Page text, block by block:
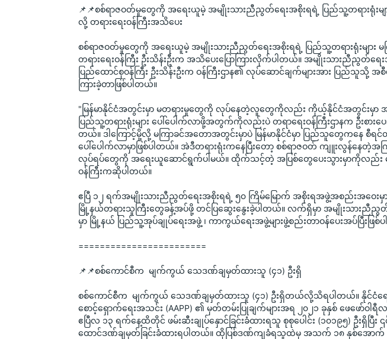
📌📌စစ်ရာဇဝတ်မှုတွေကို အရေးယူမဲ့ အမျိုးသားညီညွတ်ရေးအစိုးရရဲ့ ပြည်သူ့တရားရုံးမျ
လို့ တရားရေးဝန်ကြီးအသိပေး
စစ်ရာဇဝတ်မှုတွေကို အရေးယူမဲ့ အမျိုးသားညီညွတ်ရေးအစိုးရရဲ့ ပြည်သူ့တရားရုံးများ မ
တရားရေးဝန်ကြီး ဦးသိန်းဦးက အသိပေးပြောကြားလိုက်ပါတယ်။ အမျိုးသားညီညွတ်ရေးအ
ပြည်ထောင်စုဝန်ကြီး ဦးသိန်းဦးက ဝန်ကြီးဌာန၏ လုပ်ဆောင်ချက်များအား ပြည်သူသို့ အ
ကြားခဲ့တာဖြစ်ပါတယ်။
"မြန်မာနိုင်ငံအတွင်းမှာ မတရားမှုတွေကို လုပ်နေတဲ့လူတွေကိုလည်း ကိုယ့်နိုင်ငံအတွင်းမှာ
ပြည်သူ့တရားရုံးများ ပေါ်ပေါက်လာဖို့အတွက်ကိုလည်းပဲ တရာရေးဝန်ကြီးဌာနက ဦးစားပေး
တယ်။ ဒါကြောင့်မို့လို့ မကြာခင်အတောအတွင်းမှာပဲ မြန်မာနိုင်ငံမှာ ပြည်သူတွေကနေ စီရင်တဲ့
ပေါ်ပေါက်လာမှာဖြစ်ပါတယ်။ အဲဒီတရားရုံးကနေပြီးတော့ စစ်ရာဇဝတ် ကျူးလွန်နေတဲ့
လုပ်ရပ်တွေကို အရေးယူဆောင်ရွက်ပါမယ်။ ထိုက်သင့်တဲ့ အပြစ်တွေပေးသွားမှာကိုလည်း
ဝန်ကြီးကဆိုပါတယ်။
ဧပြီ ၁၂ ရက်အမျိုးသားညီညွတ်ရေးအစိုးရရဲ့ ၅၀ ကြိမ်မြောက် အစိုးရအဖွဲ့အစည်းအဝေးမှာ
မြို့နယ်တရားသူကြီးတွေခန့်အပ်ဖို့ တင်ပြဆွေးနွေးခဲ့ပါတယ်။ လက်ရှိမှာ အမျိုးသားညီညွတ်
မှာ မြို့နယ် ပြည်သူ့အုပ်ချုပ်ရေးအဖွဲ့ ၊ ကာကွယ်ရေးအဖွဲ့များဖွဲ့စည်းတာဝန်ပေးအပ်ပြီးဖြစ်
========================
📌📌စစ်ကောင်စီက  မျက်ကွယ် သေဒဏ်ချမှတ်ထားသူ (၄၁) ဦးရှိ
စစ်ကောင်စီက  မျက်ကွယ် သေဒဏ်ချမှတ်ထားသူ (၄၁) ဦးရှိတယ်လို့သိရပါတယ်။ နိုင်ငံရေ
စောင့်ရှောက်ရေးအသင်း (AAPP) ၏ မှတ်တမ်းပြုချက်များအရ ၂၀၂၁ ခုနှစ် ဖေဖော်ဝါရီ
ဧပြီလ ၁၃ ရက်နေ့ထိတိုင် ဖမ်းဆီးချုပ်နှောင်ခြင်းခံထားရသူ စုစုပေါင်း (၁၀၁၉၅) ဦးရှိပြီး
ထောင်ဒဏ်ချမှတ်ခြင်းခံထားရပါတယ်။ ထိုပြစ်ဒဏ်ကျခံရသူထဲမှ အသက် ၁၈ နှစ်အောက်